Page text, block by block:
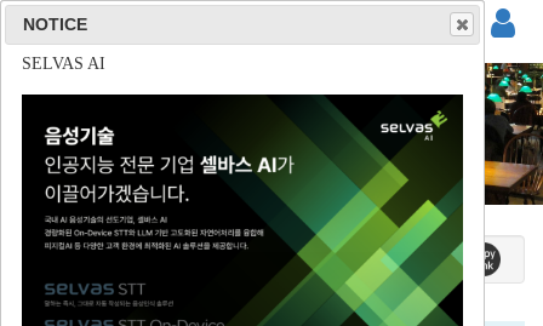
대회안내
홈 / 학술대회 / 대회안내
NOTICE
(주)사운드마인드
NOTICE
(주)튜터러스랩스
NOTICE
(주)리드스피커코리아
NOTICE
SELVAS AI